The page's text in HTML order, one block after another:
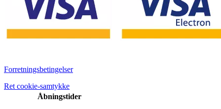
Forretningsbetingelser
Ret cookie-samtykke
Åbningstider